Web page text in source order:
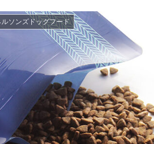
ルソンズドッグフード